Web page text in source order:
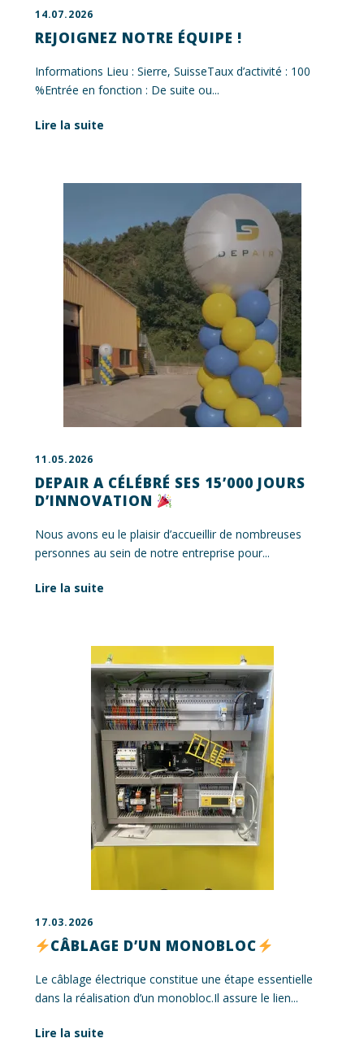
14.07.2026
REJOIGNEZ NOTRE ÉQUIPE !
Informations Lieu : Sierre, SuisseTaux d’activité : 100
%Entrée en fonction : De suite ou...
Lire la suite
11.05.2026
DEPAIR A CÉLÉBRÉ SES 15’000 JOURS
D’INNOVATION
Nous avons eu le plaisir d’accueillir de nombreuses
personnes au sein de notre entreprise pour...
Lire la suite
17.03.2026
CÂBLAGE D’UN MONOBLOC
Le câblage électrique constitue une étape essentielle
dans la réalisation d’un monobloc.Il assure le lien...
Lire la suite